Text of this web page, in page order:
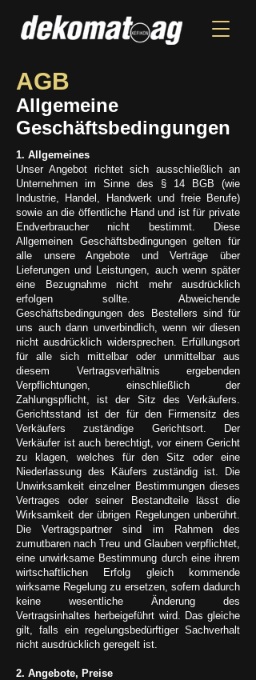
AGB
Allgemeine
Geschäftsbedingungen
1. Allgemeines
Unser Angebot richtet sich ausschließlich an
Unternehmen im Sinne des § 14 BGB (wie
Industrie, Handel, Handwerk und freie Berufe)
sowie an die öffentliche Hand und ist für private
Endverbraucher nicht bestimmt. Diese
Allgemeinen Geschäftsbedingungen gelten für
alle unsere Angebote und Verträge über
Lieferungen und Leistungen, auch wenn später
eine Bezugnahme nicht mehr ausdrücklich
erfolgen sollte. Abweichende
Geschäftsbedingungen des Bestellers sind für
uns auch dann unverbindlich, wenn wir diesen
nicht ausdrücklich widersprechen. Erfüllungsort
für alle sich mittelbar oder unmittelbar aus
diesem Vertragsverhältnis ergebenden
Verpflichtungen, einschließlich der
Zahlungspflicht, ist der Sitz des Verkäufers.
Gerichtsstand ist der für den Firmensitz des
Verkäufers zuständige Gerichtsort. Der
Verkäufer ist auch berechtigt, vor einem Gericht
zu klagen, welches für den Sitz oder eine
Niederlassung des Käufers zuständig ist. Die
Unwirksamkeit einzelner Bestimmungen dieses
Vertrages oder seiner Bestandteile lässt die
Wirksamkeit der übrigen Regelungen unberührt.
Die Vertragspartner sind im Rahmen des
zumutbaren nach Treu und Glauben verpflichtet,
eine unwirksame Bestimmung durch eine ihrem
wirtschaftlichen Erfolg gleich kommende
wirksame Regelung zu ersetzen, sofern dadurch
keine wesentliche Änderung des
Vertragsinhaltes herbeigeführt wird. Das gleiche
gilt, falls ein regelungsbedürftiger Sachverhalt
nicht ausdrücklich geregelt ist.
2. Angebote, Preise